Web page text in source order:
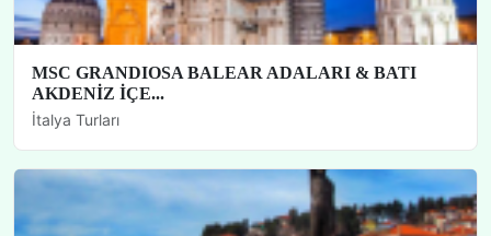
MSC GRANDIOSA BALEAR ADALARI & BATI
AKDENİZ İÇE...
İtalya Turları